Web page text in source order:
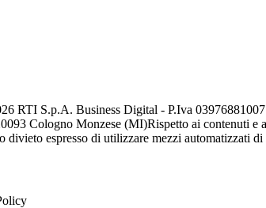
RTI S.p.A. Business Digital - P.Iva
Cologno Monzese (MI)Rispetto ai contenuti e
divieto espresso di utilizzare mezzi automatizzati di